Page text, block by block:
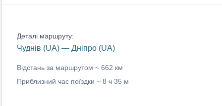
Деталі маршруту:
Чуднів (UA) — Дніпро (UA)
Відстань за маршрутом ~ 662 км
Приблизний час поїздки ~ 8 ч 35 м